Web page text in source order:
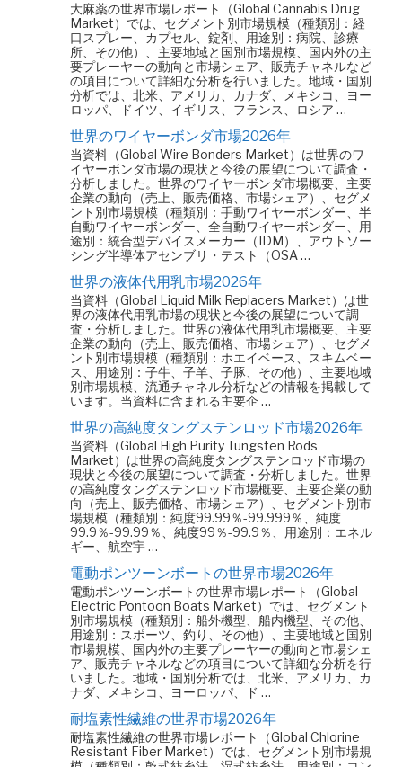
大麻薬の世界市場レポート（Global Cannabis Drug
Market）では、セグメント別市場規模（種類別：経
口スプレー、カプセル、錠剤、用途別：病院、診療
所、その他）、主要地域と国別市場規模、国内外の主
要プレーヤーの動向と市場シェア、販売チャネルなど
の項目について詳細な分析を行いました。地域・国別
分析では、北米、アメリカ、カナダ、メキシコ、ヨー
ロッパ、ドイツ、イギリス、フランス、ロシア …
世界のワイヤーボンダ市場2026年
当資料（Global Wire Bonders Market）は世界のワ
イヤーボンダ市場の現状と今後の展望について調査・
分析しました。世界のワイヤーボンダ市場概要、主要
企業の動向（売上、販売価格、市場シェア）、セグメ
ント別市場規模（種類別：手動ワイヤーボンダー、半
自動ワイヤーボンダー、全自動ワイヤーボンダー、用
途別：統合型デバイスメーカー（IDM）、アウトソー
シング半導体アセンブリ・テスト（OSA …
世界の液体代用乳市場2026年
当資料（Global Liquid Milk Replacers Market）は世
界の液体代用乳市場の現状と今後の展望について調
査・分析しました。世界の液体代用乳市場概要、主要
企業の動向（売上、販売価格、市場シェア）、セグメ
ント別市場規模（種類別：ホエイベース、スキムベー
ス、用途別：子牛、子羊、子豚、その他）、主要地域
別市場規模、流通チャネル分析などの情報を掲載して
います。当資料に含まれる主要企 …
世界の高純度タングステンロッド市場2026年
当資料（Global High Purity Tungsten Rods
Market）は世界の高純度タングステンロッド市場の
現状と今後の展望について調査・分析しました。世界
の高純度タングステンロッド市場概要、主要企業の動
向（売上、販売価格、市場シェア）、セグメント別市
場規模（種類別：純度99.99％-99.999％、純度
99.9％-99.99％、純度99％-99.9％、用途別：エネル
ギー、航空宇 …
電動ポンツーンボートの世界市場2026年
電動ポンツーンボートの世界市場レポート（Global
Electric Pontoon Boats Market）では、セグメント
別市場規模（種類別：船外機型、船内機型、その他、
用途別：スポーツ、釣り、その他）、主要地域と国別
市場規模、国内外の主要プレーヤーの動向と市場シェ
ア、販売チャネルなどの項目について詳細な分析を行
いました。地域・国別分析では、北米、アメリカ、カ
ナダ、メキシコ、ヨーロッパ、ド …
耐塩素性繊維の世界市場2026年
耐塩素性繊維の世界市場レポート（Global Chlorine
Resistant Fiber Market）では、セグメント別市場規